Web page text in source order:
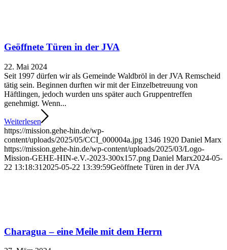
Geöffnete Türen in der JVA
22. Mai 2024
Seit 1997 dürfen wir als Gemeinde Waldbröl in der JVA Remscheid
tätig sein. Beginnen durften wir mit der Einzelbetreuung von
Häftlingen, jedoch wurden uns später auch Gruppentreffen
genehmigt. Wenn...
Weiterlesen
https://mission.gehe-hin.de/wp-
content/uploads/2025/05/CCI_000004a.jpg 1346 1920 Daniel Marx
https://mission.gehe-hin.de/wp-content/uploads/2025/03/Logo-
Mission-GEHE-HIN-e.V.-2023-300x157.png Daniel Marx2024-05-
22 13:18:31 2025-05-22 13:39:59Geöffnete Türen in der JVA
Charagua – eine Meile mit dem Herrn